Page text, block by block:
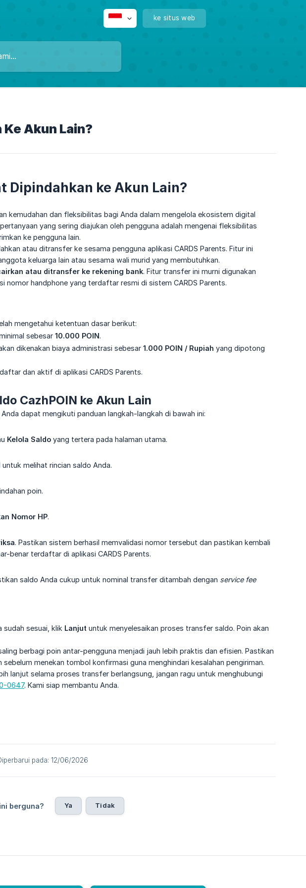
ke situs web
Akun Lain?
Dipindahkan ke Akun Lain?
kemudahan dan fleksibilitas bagi Anda dalam mengelola ekosistem digital
yang sering diajukan oleh pengguna adalah mengenai fleksibilitas
ke pengguna lain.
atau ditransfer ke sesama pengguna aplikasi CARDS Parents. Fitur ini
keluarga lain atau sesama wali murid yang membutuhkan.
atau ditransfer ke rekening bank. Fitur transfer ini murni digunakan
nomor handphone yang terdaftar resmi di sistem CARDS Parents.
mengetahui ketentuan dasar berikut:
sebesar 10.000 POIN.
dikenakan biaya administrasi sebesar 1.000 POIN / Rupiah yang dipotong
dan aktif di aplikasi CARDS Parents.
CazhPOIN ke Akun Lain
dapat mengikuti panduan langkah-langkah di bawah ini:
Kelola Saldo yang tertera pada halaman utama.
untuk melihat rincian saldo Anda.
poin.
Nomor HP.
. Pastikan sistem berhasil memvalidasi nomor tersebut dan pastikan kembali
benar terdaftar di aplikasi CARDS Parents.
saldo Anda cukup untuk nominal transfer ditambah dengan service fee
sudah sesuai, klik Lanjut untuk menyelesaikan proses transfer saldo. Poin akan
berbagi poin antar-pengguna menjadi jauh lebih praktis dan efisien. Pastikan
menekan tombol konfirmasi guna menghindari kesalahan pengiriman.
lanjut selama proses transfer berlangsung, jangan ragu untuk menghubungi
0647. Kami siap membantu Anda.
pada: 12/06/2026
berguna? Ya Tidak